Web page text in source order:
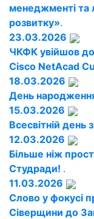
менеджменті та
розвитку».
23.03.2026
ЧКФК увійшов до
Cisco NetAcad
18.03.2026
День
15.03.2026
Всесвітній день
12.03.2026
Більше ніж
Студради! .
11.03.2026
Слово у фокусі
Сіверщини до